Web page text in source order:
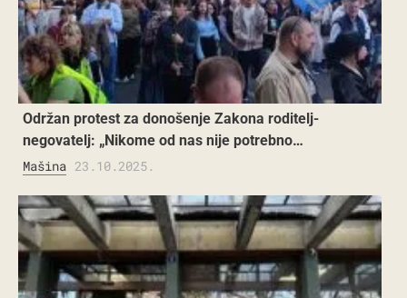
Održan protest za donošenje Zakona roditelj-
negovatelj: „Nikome od nas nije potrebno…
Mašina 23.10.2025.